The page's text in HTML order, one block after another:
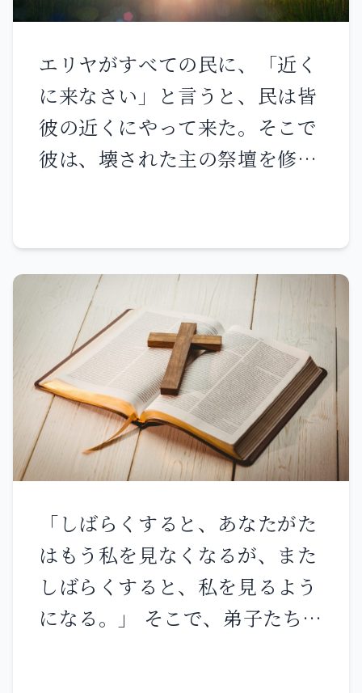
無実の人の血をこの場所で流し
たがこの言葉をしっかりと果た
すなら、ダビデの王座に着く王
たちは戦車や馬に乗り、王も家
臣も民も、この家の門の内に入
の家は廃虚となる――主の仰せ。」
れなかったので、その血の責任
なら、彼は自分の命を救ってい
たであろう。 しかし、見張りが
剣の臨むのを見ても角笛を吹き
鳴らさず、民が警告を受けない
りは自分の過ちのために討ち取
られ、私はその血の責任を見張
りに求める。 人の子よ、私はあ
なたをイスラエルの家の見張り
とした。あなたは私の口から言
葉を聞き、私の警告を彼らに伝
えなければならない。 私が悪し
き者に向かって、『悪しき者
よ、あなたは必ず死ぬ』と言う
とき、あなたが悪しき者に警告
し、その道から離れるように語
らないなら、悪しき者は自分の
エリヤがすべての民に、「近く
に来なさい」と言うと、民は皆
彼の近くにやって来た。そこで
彼は、壊された主の祭壇を修復
る」と告げられたヤコブの子ら
の部族の数に従って、十二の石
を取り、 それらの石を用いて、
主の名によって祭壇を築き、祭
壇の周囲に二セアの種が入るほ
どの溝を掘った。 それから薪を
並べ、雄牛を切り裂いて、薪の
上に載せ、 「四つのかめに水を
けにえと薪の上に注ぎなさい」
と命じた。彼が、「もう一度」
と言うと、彼らはもう一度そう
した。さらに、「三度目を」と
「しばらくすると、あなたがた
はもう私を見なくなるが、また
しばらくすると、私を見るよう
になる。」 そこで、弟子たちの